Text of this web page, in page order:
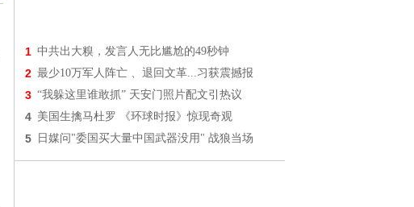
1 中共出大糗，发言人无比尴尬的49秒钟
2 最少10万军人阵亡 、退回文革...习获震撼报
3 “我躲这里谁敢抓” 天安门照片配文引热议
4 美国生擒马杜罗 《环球时报》惊现奇观
5 日媒问"委国买大量中国武器没用" 战狼当场